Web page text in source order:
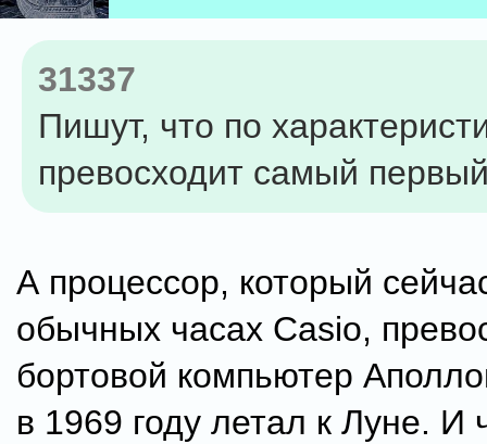
31337
Пишут, что по
превосходит самый
А процессор, который
обычных часах Casio,
бортовой компьютер
в 1969 году летал к Луне. И